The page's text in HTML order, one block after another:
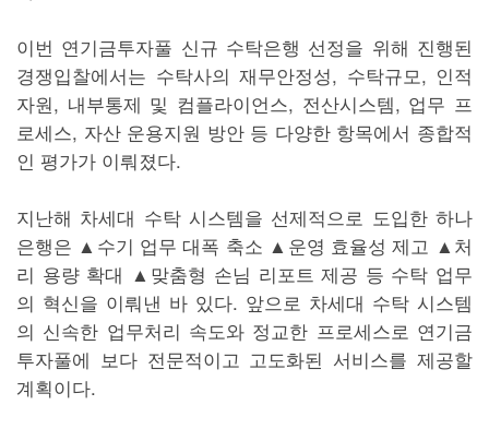
이번 연기금투자풀 신규 수탁은행 선정을 위해 진행된
경쟁입찰에서는 수탁사의 재무안정성, 수탁규모, 인적
자원, 내부통제 및 컴플라이언스, 전산시스템, 업무 프
로세스, 자산 운용지원 방안 등 다양한 항목에서 종합적
인 평가가 이뤄졌다.
지난해 차세대 수탁 시스템을 선제적으로 도입한 하나
은행은 ▲수기 업무 대폭 축소 ▲운영 효율성 제고 ▲처
리 용량 확대 ▲맞춤형 손님 리포트 제공 등 수탁 업무
의 혁신을 이뤄낸 바 있다. 앞으로 차세대 수탁 시스템
의 신속한 업무처리 속도와 정교한 프로세스로 연기금
투자풀에 보다 전문적이고 고도화된 서비스를 제공할
계획이다.